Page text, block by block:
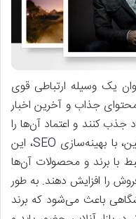
یک وسیله ارتباطی قوی
محتوای جذاب و آخرین اخبار
جذب کنند و اعتماد آن‌ها را
برای خرید آنلاین افزایش دهند. همچنین، با بهینه‌سازی SEO، این
با برند و محصولات آن‌ها
را افزایش دهند. به طور
باعث می‌شود که برند